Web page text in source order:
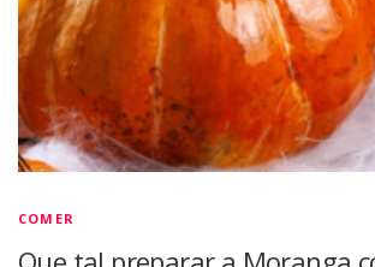
COMER